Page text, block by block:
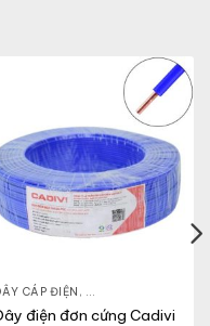
CÁP ĐIỆN , DÂY ĐIỆN DÂN
điện đơn cứng Cadivi